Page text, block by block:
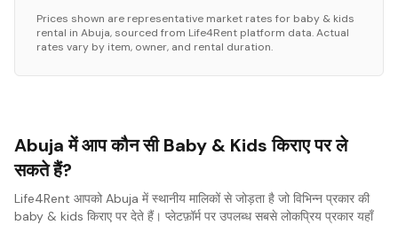
Prices shown are representative market rates for baby & kids
rental in Abuja, sourced from Life4Rent platform data. Actual
rates vary by item, owner, and rental duration.
Abuja में आप कौन सी Baby & Kids किराए पर ले
सकते हैं?
Life4Rent आपको Abuja में स्थानीय मालिकों से जोड़ता है जो विभिन्न प्रकार की
baby & kids किराए पर देते हैं। प्लेटफ़ॉर्म पर उपलब्ध सबसे लोकप्रिय प्रकार यहाँ